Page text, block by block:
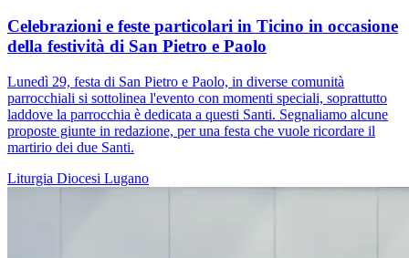
Celebrazioni e feste particolari in Ticino in occasione
della festività di San Pietro e Paolo
Lunedì 29, festa di San Pietro e Paolo, in diverse comunità
parrocchiali si sottolinea l'evento con momenti speciali, soprattutto
laddove la parrocchia è dedicata a questi Santi. Segnaliamo alcune
proposte giunte in redazione, per una festa che vuole ricordare il
martirio dei due Santi.
Liturgia Diocesi Lugano